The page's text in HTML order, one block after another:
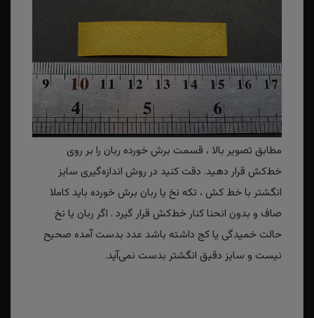
مطابق تصویر بالا ، قسمت برش خورده ربان را بر روی
خط‌کش قرار دهید. دقت کنید در روش اندازه‌گیری سایز
انگشتر با خط کش ، تکه نخ یا ربان برش خورده باید کاملا
صاف و بدون انحنا کنار خط‌کش قرار گیرد . اگر ربان یا نخ
حالت خمیدگی یا کج داشته باشد عدد بدست آمده صحیح
نیست و سایز دقیق انگشتر بدست نمی‌آید.